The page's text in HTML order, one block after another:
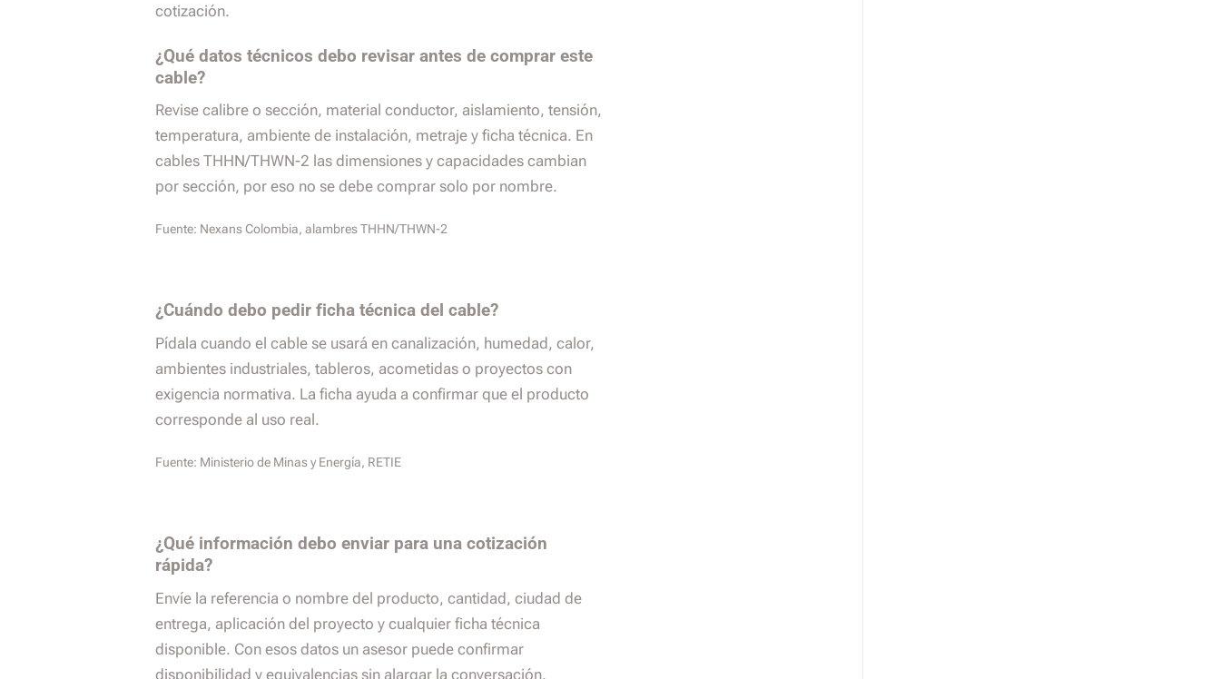
cotización.
¿Qué datos técnicos debo revisar antes de comprar este
cable?
Revise calibre o sección, material conductor, aislamiento, tensión,
temperatura, ambiente de instalación, metraje y ficha técnica. En
cables THHN/THWN-2 las dimensiones y capacidades cambian
por sección, por eso no se debe comprar solo por nombre.
Fuente: Nexans Colombia, alambres THHN/THWN-2
¿Cuándo debo pedir ficha técnica del cable?
Pídala cuando el cable se usará en canalización, humedad, calor,
ambientes industriales, tableros, acometidas o proyectos con
exigencia normativa. La ficha ayuda a confirmar que el producto
corresponde al uso real.
Fuente: Ministerio de Minas y Energía, RETIE
¿Qué información debo enviar para una cotización
rápida?
Envíe la referencia o nombre del producto, cantidad, ciudad de
entrega, aplicación del proyecto y cualquier ficha técnica
disponible. Con esos datos un asesor puede confirmar
disponibilidad y equivalencias sin alargar la conversación.